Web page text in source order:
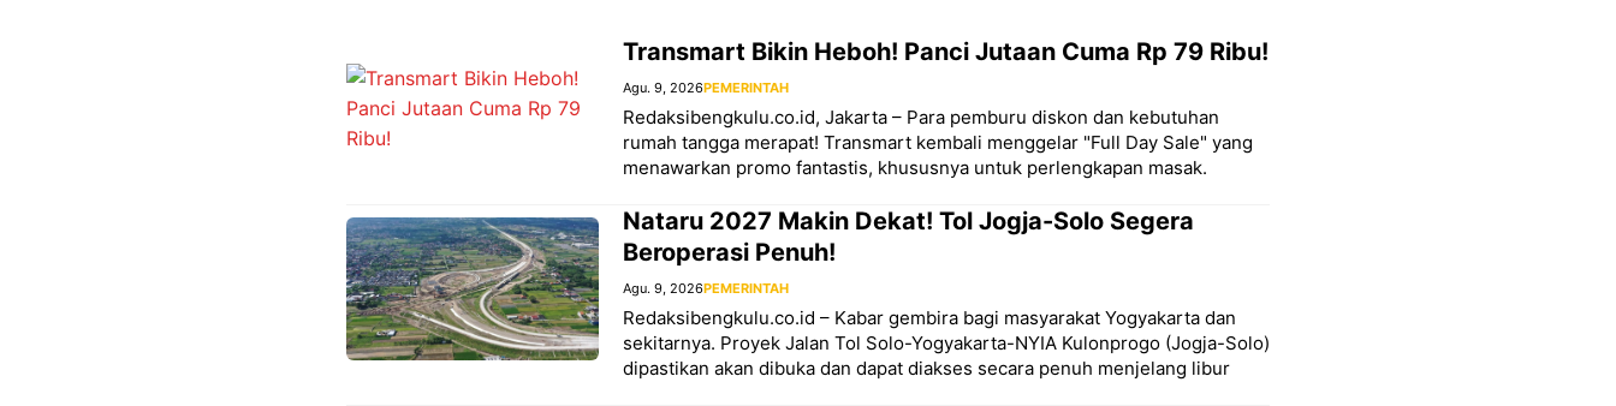
Transmart Bikin Heboh! Panci Jutaan Cuma Rp 79 Ribu!
Agu. 9, 2026PEMERINTAH
Redaksibengkulu.co.id, Jakarta – Para pemburu diskon dan kebutuhan
rumah tangga merapat! Transmart kembali menggelar "Full Day Sale" yang
menawarkan promo fantastis, khususnya untuk perlengkapan masak.
Nataru 2027 Makin Dekat! Tol Jogja-Solo Segera
Beroperasi Penuh!
Agu. 9, 2026PEMERINTAH
Redaksibengkulu.co.id – Kabar gembira bagi masyarakat Yogyakarta dan
sekitarnya. Proyek Jalan Tol Solo-Yogyakarta-NYIA Kulonprogo (Jogja-Solo)
dipastikan akan dibuka dan dapat diakses secara penuh menjelang libur